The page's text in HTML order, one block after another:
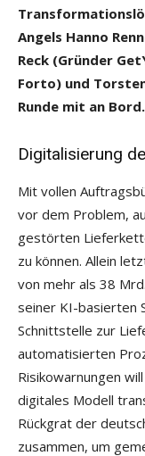
Angels Hanno
Reck (Gründer
Forto) und
Runde mit an Bord.
Digitalisierung
Mit vollen
vor dem Problem,
gestörten
zu können. Allein
von mehr als 38
seiner KI-basierten
Schnittstelle zur
automatisierten
Risikowarnungen
digitales Modell
Rückgrat der
zusammen, um